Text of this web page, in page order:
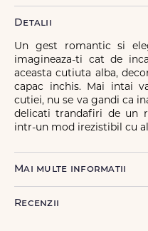
Detalii
Un gest romantic si
imagineaza-ti cat de
aceasta cutiuta alba,
capac inchis. Mai intai
cutiei, nu se va gandi ca
delicati trandafiri de un
intr-un mod irezistibil cu
Mai multe informatii
1 x Felicitare FDL, 2
Recenzii